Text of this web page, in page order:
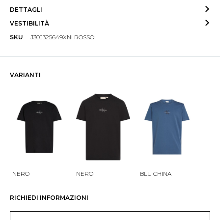
DETTAGLI
VESTIBILITÀ
SKU
J30J325649XNI ROSSO
VARIANTI
NERO NERO BLU CHINA
RICHIEDI INFORMAZIONI